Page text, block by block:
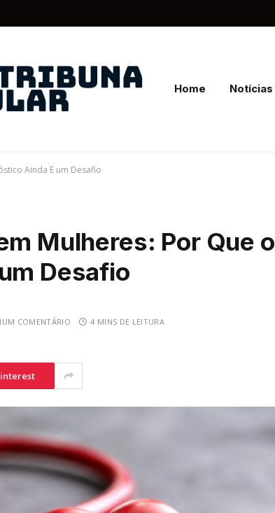
Home Notícias
Ainda É um Desafio
Mulheres: Por Que o
Desafio
COMENTÁRIO 4 MINS DE LEITURA